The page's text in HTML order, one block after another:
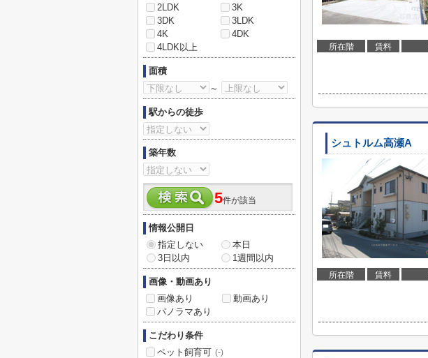
所在階 賃料
シュトルム高瀬A
所在階 賃料
2LDK
3K
3DK
3LDK
4K
4DK
4LDK以上
面積
～
駅からの徒歩
築年数
5件が該当
情報公開日
指定しない
本日
3日以内
1週間以内
画像・動画あり
画像あり
動画あり
パノラマあり
こだわり条件
ペット飼育可 (-)